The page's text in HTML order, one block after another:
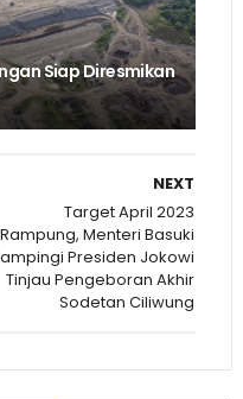
Siap Diresmikan
NEXT
Target April 2023
Rampung, Menteri Basuki
Presiden Jokowi
Tinjau Pengeboran Akhir
Sodetan Ciliwung